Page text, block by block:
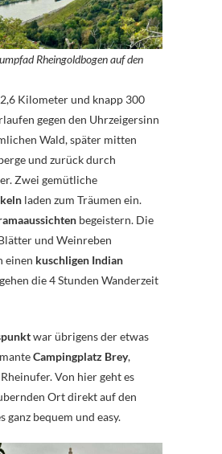
Rheingoldbogen auf den
Kilometer und knapp 300
gegen den Uhrzeigersinn
Wald, später mitten
und zurück durch
Zwei gemütliche
laden zum Träumen ein.
begeistern. Die
und Weinreben
einen kuschligen Indian
die 4 Stunden Wanderzeit
war übrigens der etwas
Campingplatz Brey,
Von hier geht es
Ort direkt auf den
ganz bequem und easy.